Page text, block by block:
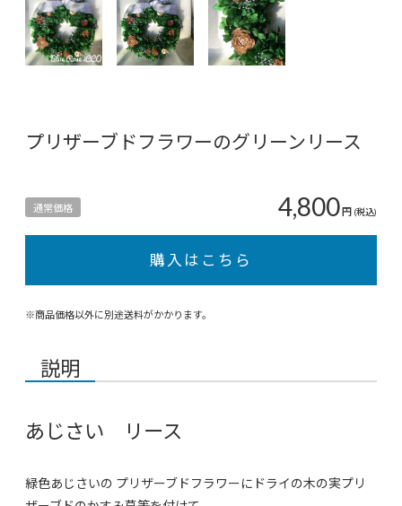
プリザーブドフラワーのグリーンリース
通常価格 4,800円 (税込)
購入はこちら
※商品価格以外に別途送料がかかります。
説明
あじさい リース
緑色あじさいの プリザーブドフラワーにドライの木の実プリ